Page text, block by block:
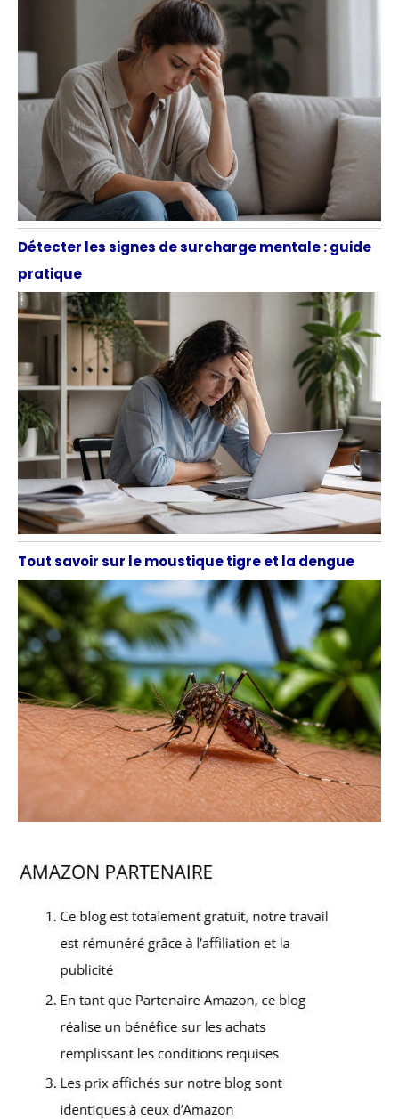
Détecter les signes de surcharge mentale : guide
pratique
Tout savoir sur le moustique tigre et la dengue